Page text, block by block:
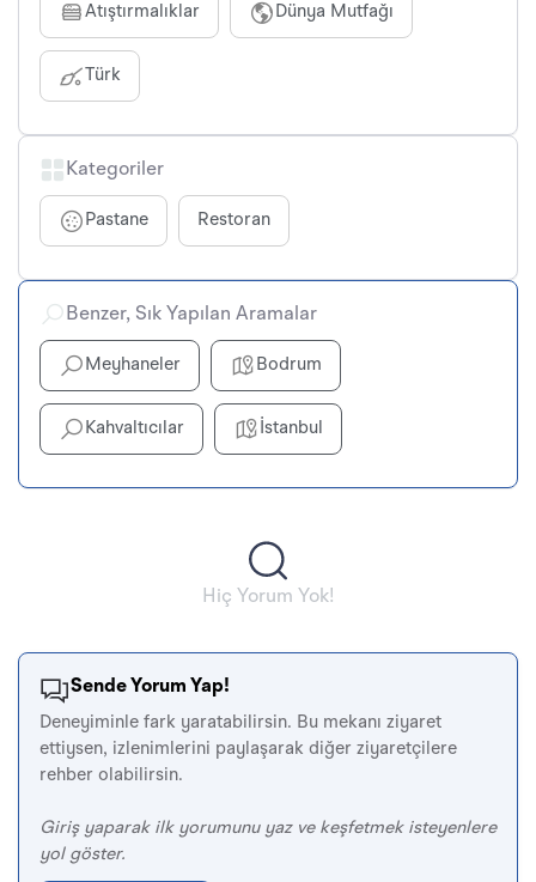
Atıştırmalıklar Dünya Mutfağı
Türk
Kategoriler
Pastane Restoran
Benzer, Sık Yapılan Aramalar
Meyhaneler Bodrum
Kahvaltıcılar İstanbul
Hiç Yorum Yok!
Sende Yorum Yap!
Deneyiminle fark yaratabilirsin. Bu mekanı ziyaret
ettiysen, izlenimlerini paylaşarak diğer ziyaretçilere
rehber olabilirsin.
Giriş yaparak ilk yorumunu yaz ve keşfetmek isteyenlere
yol göster.